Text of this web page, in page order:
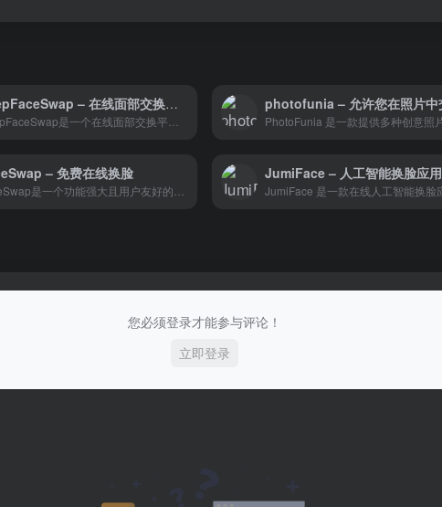
DeepFaceSwap – 在线面部交换平台
DeepFaceSwap是一个在线面部交换平台，使用先进的深度学习和人工智能技术为用户提供无缝的面部交换服务。
– 免费在线换脸
FaceSwap是一个功能强大且用户友好的在线换脸工具，利用AI技术提供快速、高质量的换脸效果。无论是个人娱乐还是专业项目，FaceSwap都能满足用户的需求。
JumiFace – 人工智能换脸应用
您必须登录才能参与评论！
立即登录